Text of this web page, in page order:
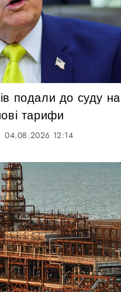
подали до суду на
тарифи
04.08.2026 12:14